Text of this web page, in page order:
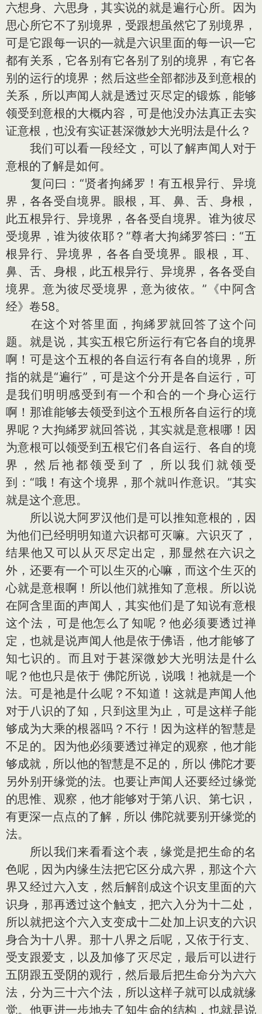
六想身、六思身，其实说的就是遍行心所。因为
思心所它不了别境界，受跟想虽然它了别境界，
可是它跟每一识的—就是六识里面的每一识—它
都有关系，它各别有它各别了别的境界，有它各
别的运行的境界；然后这些全部都涉及到意根的
关系，所以声闻人就是透过灭尽定的锻炼，能够
领受到意根的大概内容，可是他没办法真正去实
证意根，也没有实证甚深微妙大光明法是什么？
我们可以看一段经文，可以了解声闻人对于
意根的了解是如何。
复问曰：“贤者拘絺罗！有五根异行、异境
界，各各受自境界。眼根，耳、鼻、舌、身根，
此五根异行、异境界，各各受自境界。谁为彼尽
受境界，谁为彼依耶？”尊者大拘絺罗答曰：“五
根异行、异境界，各各自受境界。眼根，耳、
鼻、舌、身根，此五根异行、异境界，各各受自
境界。意为彼尽受境界，意为彼依。”《中阿含
经》卷58。
在这个对答里面，拘絺罗就回答了这个问
题。就是说，其实五根它所运行有它各自的境界
啊！可是这个五根的各自运行有各自的境界，所
指的就是“遍行”，可是这个分开是各自运行，可
是我们明明感受到有一个和合的一个身心运行
啊！那谁能够去领受到这个五根所各自运行的境
界呢？大拘絺罗就回答说，其实就是意根哪！因
为意根可以领受到五根它们各自运行、各自的境
界，然后祂都领受到了，所以我们就领受
到：“哦！有这个境界，那个就叫作意识。”其实
就是这个意思。
所以说大阿罗汉他们是可以推知意根的，因
为他们已经明明知道六识都可灭嘛。六识灭了，
结果他又可以从灭尽定出定，那显然在六识之
外，还要有一个可以生灭的心嘛，而这个生灭的
心就是意根啊！所以他们就推知了意根。所以说
在阿含里面的声闻人，其实他们是了知说有意根
这个法，可是他怎么了知呢？他必须要透过禅
定，也就是说声闻人他是依于佛语，他才能够了
知七识的。而且对于甚深微妙大光明法是什么
呢？他也只是依于 佛陀所说，说哦！祂就是一个
法。可是祂是什么呢？不知道！这就是声闻人他
对于八识的了知，只到这里为止，可是这样子能
够成为大乘的根器吗？不行！因为这样的智慧是
不足的。因为他必须要透过禅定的观察，他才能
够成就，所以他的智慧是不足的，所以 佛陀才要
另外别开缘觉的法。也要让声闻人还要经过缘觉
的思惟、观察，他才能够对于第八识、第七识，
有更深一点点的了解，所以 佛陀就要别开缘觉的
法。
所以我们来看看这个表，缘觉是把生命的名
色呢，因为内缘生法把它区分成六界，那这个六
界又经过六入支，然后解剖成这个识支里面的六
识身，那再透过这个触支，把六入分为十二处，
所以就把这个六入支变成十二处加上识支的六识
身合为十八界。那十八界之后呢，又依于行支、
受支跟爱支，以及加修了灭尽定，最后可以进行
五阴跟五受阴的观行，然后最后把生命分为六六
法，分为三十六个法，所以这样子就可以成就缘
觉。他更进一步地去了知生命的结构，也就是说